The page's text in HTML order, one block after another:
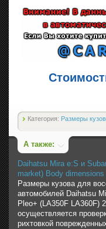
Категория: Размеры
А также:
Daihatsu Mira e:S и
market) Body dimensions
Размеры кузова для
автомобилей Daihatsu
Pleo+ (LA350F LA360F)
осуществляется
рихтовкой